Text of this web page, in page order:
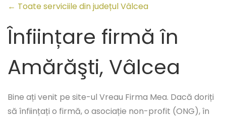
← Toate serviciile din județul Vâlcea
Înființare firmă în
Amărăşti, Vâlcea
Bine ați venit pe site-ul Vreau Firma Mea. Dacă doriți
să înființați o firmă, o asociație non-profit (ONG), în